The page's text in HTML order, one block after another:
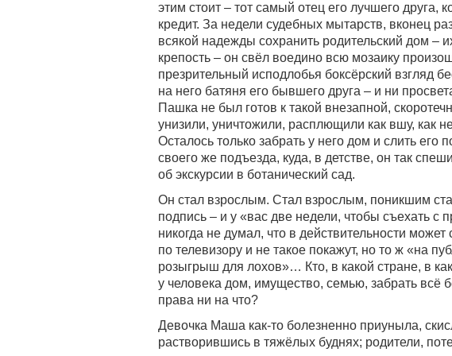
этим стоит – тот самый отец его лучшего друга,
кредит. За недели судебных мытарств, вконец
всякой надежды сохранить родительский дом –
крепость – он свёл воедино всю мозаику
презрительный исподлобья боксёрский взгляд
на него батяня его бывшего друга – и ни
Пашка не был готов к такой внезапной,
унизили, уничтожили, расплющили как вшу, как
Осталось только забрать у него дом и слить
своего же подъезда, куда, в детстве, он так
об экскурсии в ботанический сад.
Он стал взрослым. Стал взрослым, поникшим
подпись – и у «вас две недели, чтобы съехать с
никогда не думал, что в действительности может
по телевизору и не такое покажут, но то ж «на
розыгрыш для лохов»… Кто, в какой стране, в
у человека дом, имущество, семью, забрать всё
права ни на что?
Девочка Маша как-то болезненно приуныла,
растворившись в тяжёлых буднях; родители,